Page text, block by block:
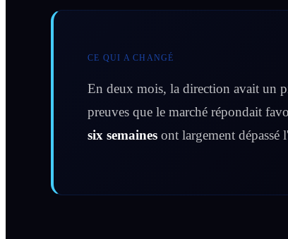
CE QUI A CHANGÉ
En deux mois, la direction avait un
preuves que le marché répondait
six semaines ont largement